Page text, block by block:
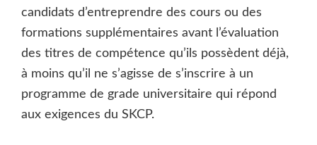
candidats d’entreprendre des cours ou des
formations supplémentaires avant l’évaluation
des titres de compétence qu’ils possèdent déjà,
à moins qu’il ne s’agisse de s’inscrire à un
programme de grade universitaire qui répond
aux exigences du SKCP.